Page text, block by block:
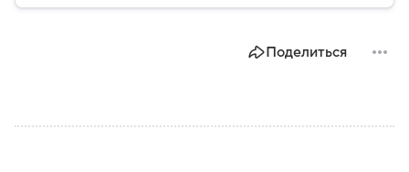
Поделиться